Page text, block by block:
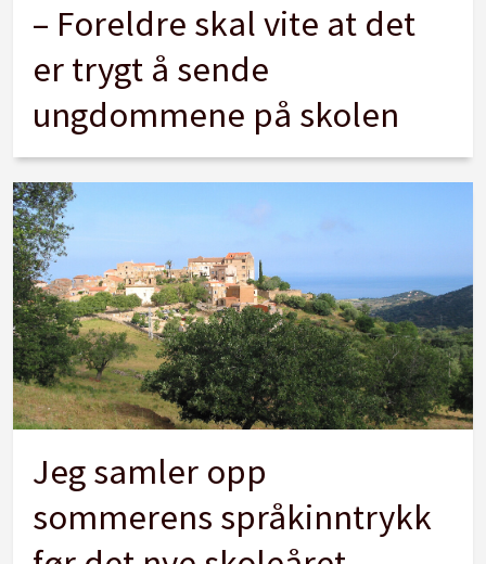
– Foreldre skal vite at det
er trygt å sende
ungdommene på skolen
Jeg samler opp
sommerens språkinntrykk